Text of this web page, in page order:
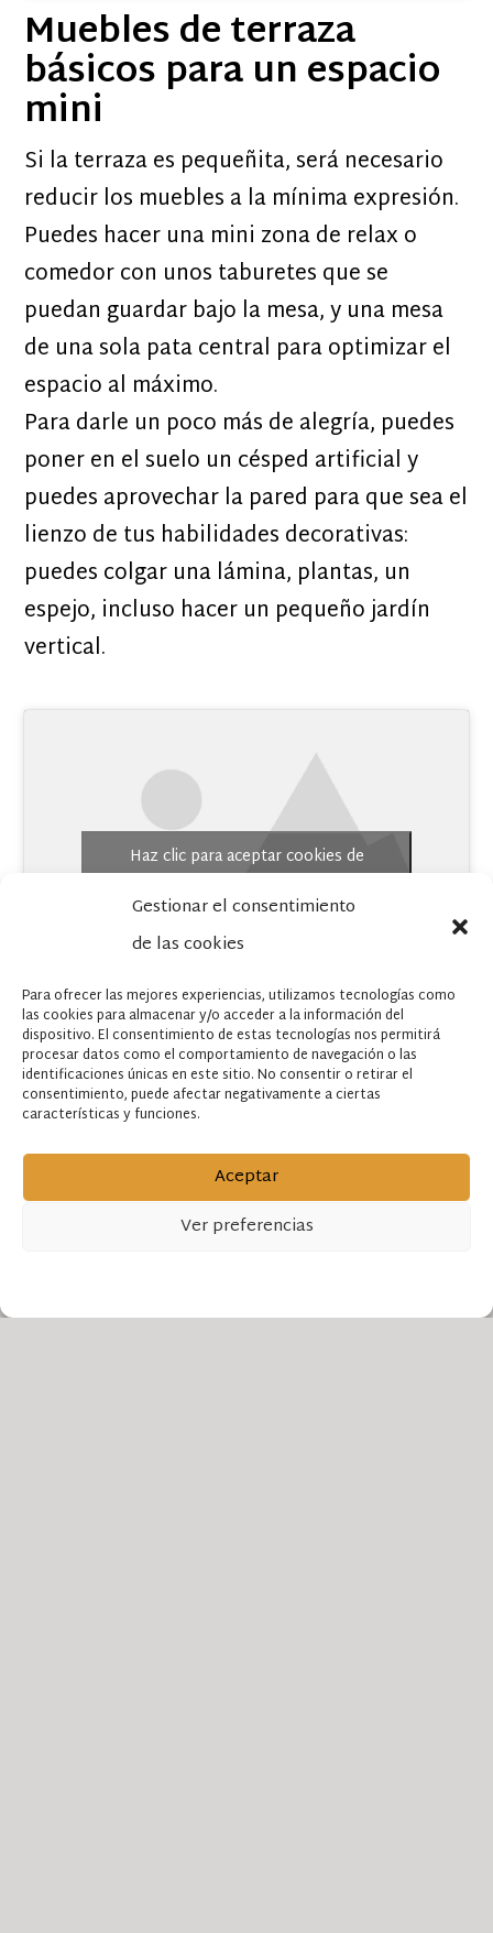
Gestionar el consentimiento
de las cookies
Para ofrecer las mejores experiencias, utilizamos tecnologías como
las cookies para almacenar y/o acceder a la información del
dispositivo. El consentimiento de estas tecnologías nos permitirá
procesar datos como el comportamiento de navegación o las
identificaciones únicas en este sitio. No consentir o retirar el
consentimiento, puede afectar negativamente a ciertas
características y funciones.
Aceptar
Ver preferencias
Muebles de terraza
básicos para un espacio
mini
Si la terraza es pequeñita, será necesario
reducir los muebles a la mínima expresión.
Puedes hacer una mini zona de relax o
comedor con unos taburetes que se
puedan guardar bajo la mesa, y una mesa
de una sola pata central para optimizar el
espacio al máximo.
Para darle un poco más de alegría, puedes
poner en el suelo un césped artificial y
puedes aprovechar la pared para que sea el
lienzo de tus habilidades decorativas:
puedes colgar una lámina, plantas, un
espejo, incluso hacer un pequeño jardín
vertical.
Haz clic para aceptar cookies de
Muebles plegables para
terrazas estrechas
Una buena opción para aprovechar la
terraza para diferentes usos, es utilizar
muebles plegables. Es fácil conseguir sillas
es tan habitual encontrar una mesa